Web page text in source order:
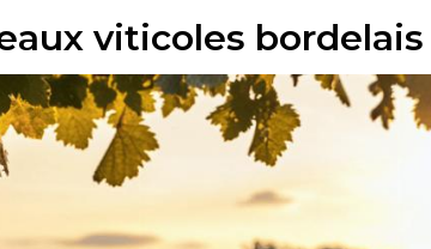
viticoles bordelais